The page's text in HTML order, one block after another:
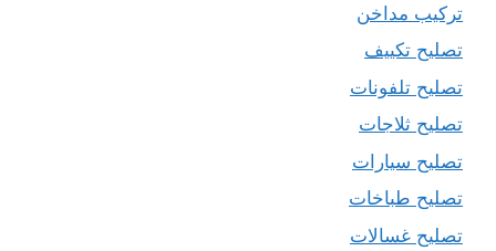
تركيب مداخن
تصليح تكييف
تصليح تلفونات
تصليح ثلاجات
تصليح سيارات
تصليح طباخات
تصليح غسالات